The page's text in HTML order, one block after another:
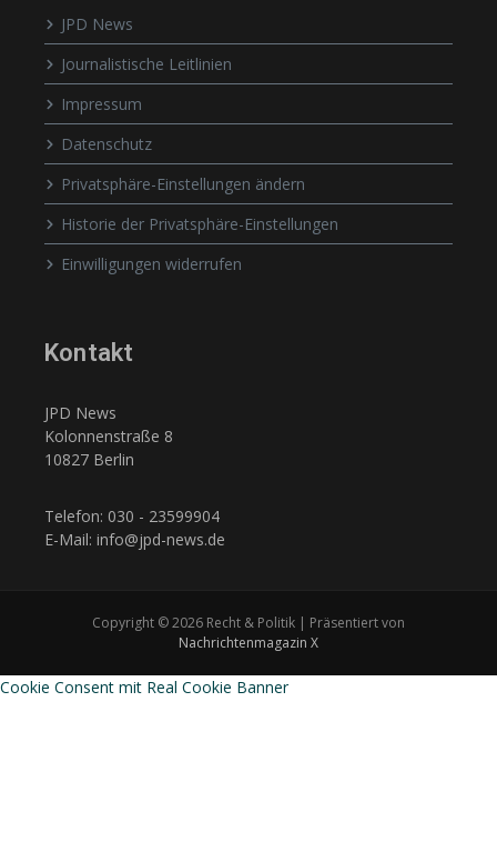
JPD News
Journalistische Leitlinien
Impressum
Datenschutz
Privatsphäre-Einstellungen ändern
Historie der Privatsphäre-Einstellungen
Einwilligungen widerrufen
Kontakt
JPD News
Kolonnenstraße 8
10827 Berlin
Telefon: 030 - 23599904
E-Mail: info@jpd-news.de
Copyright © 2026 Recht & Politik | Präsentiert von
Nachrichtenmagazin X
Cookie Consent mit Real Cookie Banner